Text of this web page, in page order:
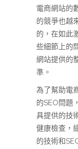
電商網站的
的競爭也越
的，在如此
些細節上的
網站提供的
準。
為了幫助電
的SEO問題
具提供的技
健康檢查，
的技術和